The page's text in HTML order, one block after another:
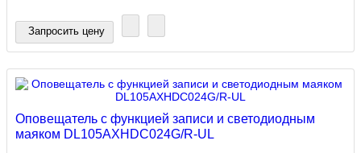
Запросить цену
Оповещатель с функцией записи и светодиодным
маяком DL105AXHDC024G/R-UL